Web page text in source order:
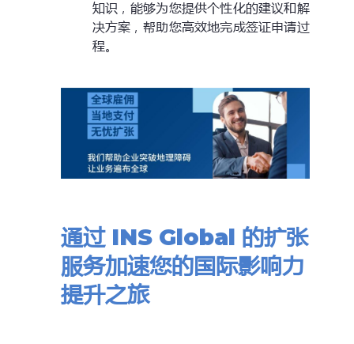
知识，能够为您提供个性化的建议和解
决方案，帮助您高效地完成签证申请过
程。
通过 INS Global 的扩张
服务加速您的国际影响力
提升之旅